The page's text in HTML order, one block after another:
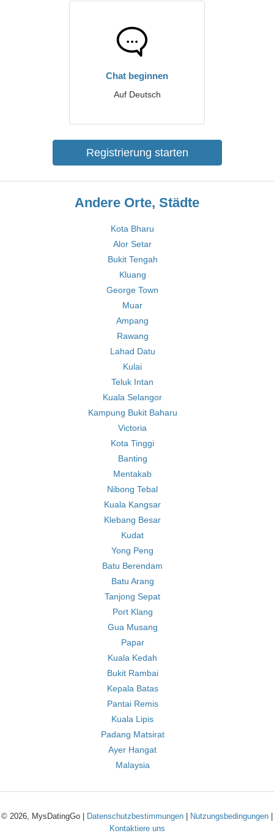
Chat beginnen
Auf Deutsch
Registrierung starten
Andere Orte, Städte
Kota Bharu
Alor Setar
Bukit Tengah
Kluang
George Town
Muar
Ampang
Rawang
Lahad Datu
Kulai
Teluk Intan
Kuala Selangor
Kampung Bukit Baharu
Victoria
Kota Tinggi
Banting
Mentakab
Nibong Tebal
Kuala Kangsar
Klebang Besar
Kudat
Yong Peng
Batu Berendam
Batu Arang
Tanjong Sepat
Port Klang
Gua Musang
Papar
Kuala Kedah
Bukit Rambai
Kepala Batas
Pantai Remis
Kuala Lipis
Padang Matsirat
Ayer Hangat
Malaysia
© 2026, MysDatingGo | Datenschutzbestimmungen Nutzungsbedingungen
Kontaktiere uns